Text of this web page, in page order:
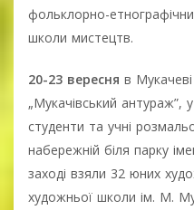
фольклорно-
школи мистецтв.
20-23 вересня в Мукачеві
„Мукачівський антураж”,
студенти та учні
набережній біля парку
заході взяли 32 юних
художньої школи ім. М.